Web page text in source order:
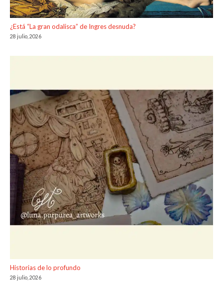
¿Está “La gran odalisca” de Ingres desnuda?
28 julio, 2026
Historias de lo profundo
28 julio, 2026